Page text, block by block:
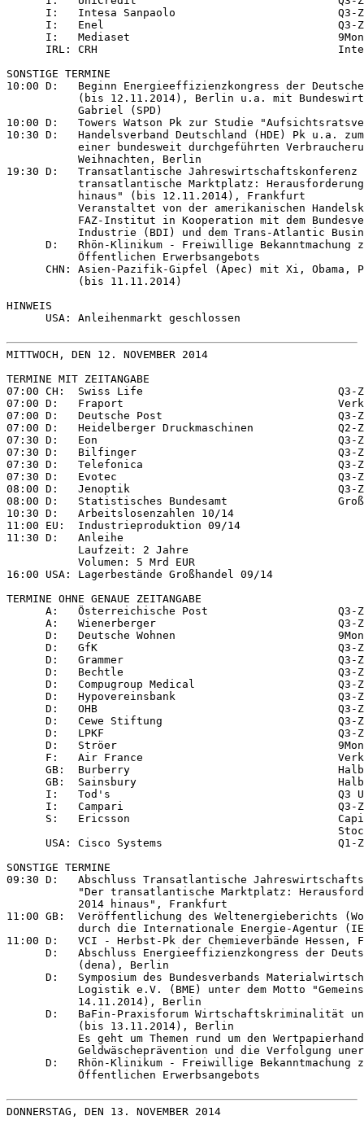
I:   Intesa Sanpaolo                         Q3-
I:   Enel                                    Q3-
I:   Mediaset
IRL: CRH
SONSTIGE TERMINE
10:00 D:   Beginn Energieeffizienzkongress der
(bis 12.11.2014), Berlin u.a. mit
           Gabriel (SPD)
10:00 D:   Towers Watson Pk zur Studie
10:30 D:   Handelsverband Deutschland (HDE) Pk u.a.
einer bundesweit durchgeführten
           Weihnachten, Berlin
19:30 D:   Transatlantische Jahreswirtschaftskonferenz
transatlantische Marktplatz:
           hinaus" (bis 12.11.2014), Frankfurt
Veranstaltet von der amerikanischen
FAZ-Institut in Kooperation mit dem
Industrie (BDI) und dem Trans-Atlantic
D:   Rhön-Klinikum - Freiwillige Bekanntmachung
           Öffentlichen Erwerbsangebots
CHN: Asien-Pazifik-Gipfel (Apec) mit Xi, Obama,
           (bis 11.11.2014)
HINWEIS
      USA: Anleihenmarkt geschlossen
MITTWOCH, DEN 12. NOVEMBER 2014
TERMINE MIT ZEITANGABE
07:00 CH:  Swiss Life                              Q3-
07:00 D:   Fraport
07:00 D:   Deutsche Post                           Q3-
07:00 D:   Heidelberger Druckmaschinen             Q2-
07:30 D:   Eon                                     Q3-
07:30 D:   Bilfinger                               Q3-
07:30 D:   Telefonica                              Q3-
07:30 D:   Evotec                                  Q3-
08:00 D:   Jenoptik                                Q3-
08:00 D:   Statistisches Bundesamt
10:30 D:   Arbeitslosenzahlen 10/14
11:00 EU:  Industrieproduktion 09/14
11:30 D:   Anleihe
           Laufzeit: 2 Jahre
           Volumen: 5 Mrd EUR
16:00 USA: Lagerbestände Großhandel 09/14
TERMINE OHNE GENAUE ZEITANGABE
A:   Österreichische Post                    Q3-
A:   Wienerberger                            Q3-
D:   Deutsche Wohnen
D:   GfK                                     Q3-
D:   Grammer                                 Q3-
D:   Bechtle                                 Q3-
D:   Compugroup Medical                      Q3-
D:   Hypovereinsbank                         Q3-
D:   OHB                                     Q3-
D:   Cewe Stiftung                           Q3-
D:   LPKF                                    Q3-
D:   Ströer
F:   Air France
GB:  Burberry
GB:  Sainsbury
I:   Tod's                                   Q3
I:   Campari                                 Q3-
S:   Ericsson
USA: Cisco Systems                           Q1-
SONSTIGE TERMINE
09:30 D:   Abschluss Transatlantische
"Der transatlantische Marktplatz:
           2014 hinaus", Frankfurt
11:00 GB:  Veröffentlichung des Weltenergieberichts
durch die Internationale Energie-Agentur
11:00 D:   VCI - Herbst-Pk der Chemieverbände Hessen,
D:   Abschluss Energieeffizienzkongress der
           (dena), Berlin
D:   Symposium des Bundesverbands
Logistik e.V. (BME) unter dem Motto
           14.11.2014), Berlin
D:   BaFin-Praxisforum Wirtschaftskriminalität
           (bis 13.11.2014), Berlin
Es geht um Themen rund um den
Geldwäscheprävention und die Verfolgung
D:   Rhön-Klinikum - Freiwillige Bekanntmachung
           Öffentlichen Erwerbsangebots
DONNERSTAG, DEN 13. NOVEMBER 2014